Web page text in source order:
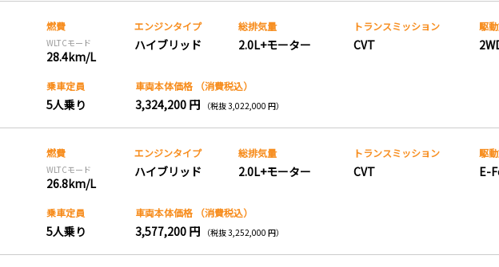
燃費
WLTCモード
28.4km/L
エンジンタイプ
ハイブリッド
総排気量
2.0L+モーター
トランスミッション
CVT
駆
乗車定員
5人乗り
車両本体価格 （消費税込）
3,324,200 円 （税抜 3,022,000 円）
燃費
WLTCモード
26.8km/L
エンジンタイプ
ハイブリッド
総排気量
2.0L+モーター
トランスミッション
CVT
駆
E-
乗車定員
5人乗り
車両本体価格 （消費税込）
3,577,200 円 （税抜 3,252,000 円）